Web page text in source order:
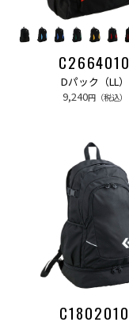
C2664010
Dパック（LL）
9,240円（税込）
C1802010